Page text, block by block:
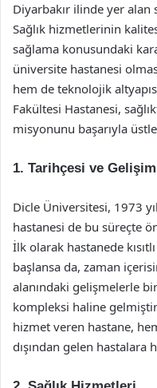
Diyarbakır ilinde yer alan
Sağlık hizmetlerinin
sağlama konusundaki
üniversite hastanesi
hem de teknolojik
Fakültesi Hastanesi,
misyonunu başarıyla
1. Tarihçesi ve
Dicle Üniversitesi, 1973
hastanesi de bu süreçte
İlk olarak hastanede
başlansa da, zaman
alanındaki gelişmelerle
kompleksi haline
hizmet veren hastane,
dışından gelen hastalara